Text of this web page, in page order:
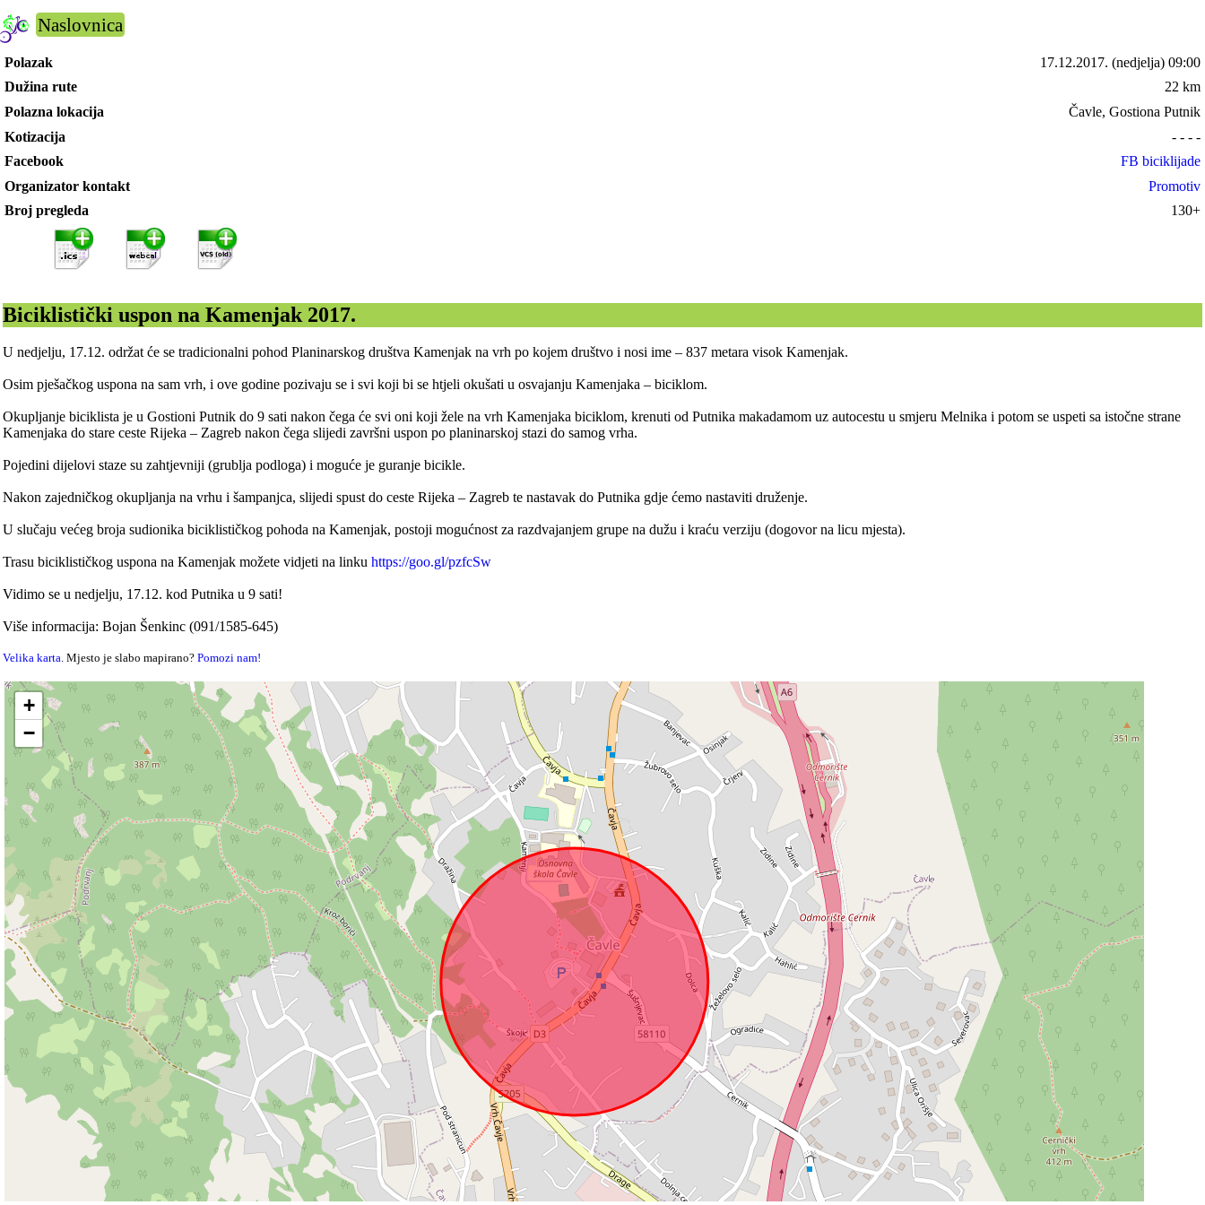
Naslovnica
Polazak 17.12.2017. (nedjelja) 09:00
Dužina rute
22 km
Polazna lokacija
Čavle, Gostiona Putnik
Kotizacija
- - - -
Facebook
FB biciklijade
Organizator kontakt
Promotiv
Broj pregleda
130+
Biciklistički uspon na Kamenjak 2017.
U nedjelju, 17.12. održat će se tradicionalni pohod Planinarskog društva Kamenjak na vrh po kojem društvo i nosi ime – 837 metara visok Kamenjak.
Osim pješačkog uspona na sam vrh, i ove godine pozivaju se i svi koji bi se htjeli okušati u osvajanju Kamenjaka – biciklom.
Okupljanje biciklista je u Gostioni Putnik do 9 sati nakon čega će svi oni koji žele na vrh Kamenjaka biciklom, krenuti od Putnika makadamom uz autocestu u smjeru Melnika i potom se uspeti sa istočne strane
Kamenjaka do stare ceste Rijeka – Zagreb nakon čega slijedi završni uspon po planinarskoj stazi do samog vrha.
Pojedini dijelovi staze su zahtjevniji (grublja podloga) i moguće je guranje bicikle.
Nakon zajedničkog okupljanja na vrhu i šampanjca, slijedi spust do ceste Rijeka – Zagreb te nastavak do Putnika gdje ćemo nastaviti druženje.
U slučaju većeg broja sudionika biciklističkog pohoda na Kamenjak, postoji mogućnost za razdvajanjem grupe na dužu i kraću verziju (dogovor na licu mjesta).
Trasu biciklističkog uspona na Kamenjak možete vidjeti na linkuhttps://goo.gl/pzfcSw
Vidimo se u nedjelju, 17.12. kod Putnika u 9 sati!
Više informacija: Bojan Šenkinc (091/1585-645)
Velika karta. Mjesto je slabo mapirano?Pomozi nam!
+
−